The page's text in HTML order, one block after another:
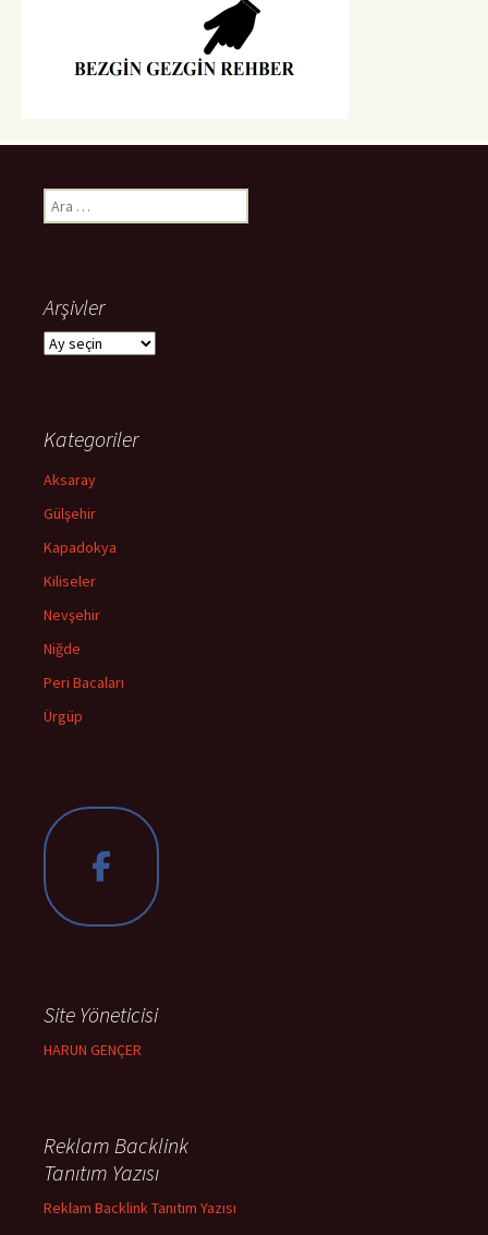
Arama:
Arşivler
Arşivler
Kategoriler
Aksaray
Gülşehir
Kapadokya
Kiliseler
Nevşehir
Niğde
Peri Bacaları
Ürgüp
Site Yöneticisi
HARUN GENÇER
Reklam Backlink
Tanıtım Yazısı
Reklam Backlink Tanıtım Yazısı